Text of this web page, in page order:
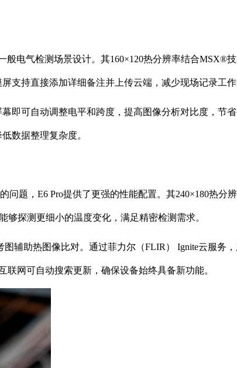
般电气检测场景设计。其160×120热分辨率结合MSX®
支持直接添加详细备注并上传云端，减少现场记录工作
即可自动调整电平和跨度，提高图像分析对比度，节
数据整理复杂度。
题，E6 Pro提供了更强的性能配置。其240×180热分
够探测更细小的温度变化，满足精密检测需求。
辅助热图像比对。通过菲力尔（FLIR） Ignite云服务
联网可自动搜索更新，确保设备始终具备新功能。